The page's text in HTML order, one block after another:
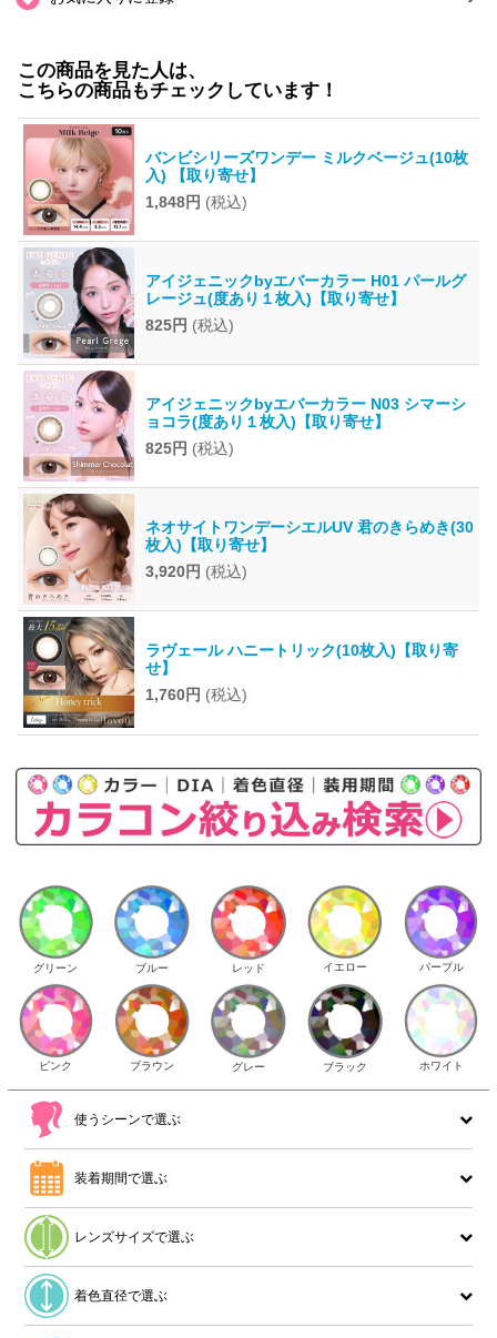
この商品を見た人は、
こちらの商品もチェックしています！
バンビシリーズワンデー ミルクベージュ(10枚
入) 【取り寄せ】
1,848円 (税込)
アイジェニックbyエバーカラー H01 パールグ
レージュ(度あり１枚入)【取り寄せ】
825円 (税込)
アイジェニックbyエバーカラー N03 シマーシ
ョコラ(度あり１枚入)【取り寄せ】
825円 (税込)
ネオサイトワンデーシエルUV 君のきらめき(30
枚入)【取り寄せ】
3,920円 (税込)
ラヴェール ハニートリック(10枚入)【取り寄
せ】
1,760円 (税込)
グリーン ブルー レッド イエロー パープル
ピンク ブラウン グレー ブラック ホワイト
使うシーンで選ぶ
装着期間で選ぶ
レンズサイズで選ぶ
着色直径で選ぶ